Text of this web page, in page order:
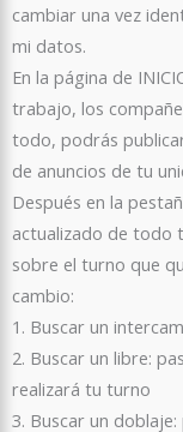
cambiar una vez
mi datos.
En la página de
trabajo, los
todo, podrás
de anuncios de tu
Después en la
actualizado de todo
sobre el turno que
cambio:
1. Buscar un
2. Buscar un libre:
realizará tu turno
3. Buscar un